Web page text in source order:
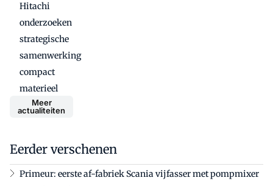
Hitachi
onderzoeken
strategische
samenwerking
compact
materieel
Meer
actualiteiten
Eerder verschenen
Primeur: eerste af-fabriek Scania vijfasser met pompmixer